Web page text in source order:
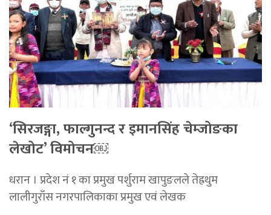
‘सिरजङ्गा, फाल्गुनन्द र इमानसिंह चेम्जोङका
लेखोट’ विमोचन￼
धरान । प्रदेश नं १ का प्रमुख पर्शुराम खापुङलले तेह्रथुम
लालीगुराँस नगरपालिकाका प्रमुख एवं लेखक